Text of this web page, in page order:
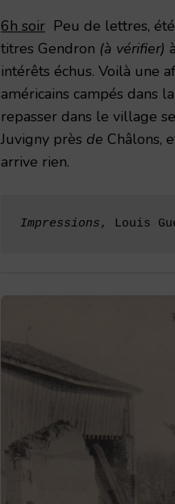
6h soir Peu de lettres,
titres Gendron (à vérifier)
intérêts échus. Voilà une
américains campés dans
repasser dans le village
Juvigny près de Châlons,
arrive rien.
Impressions, Louis